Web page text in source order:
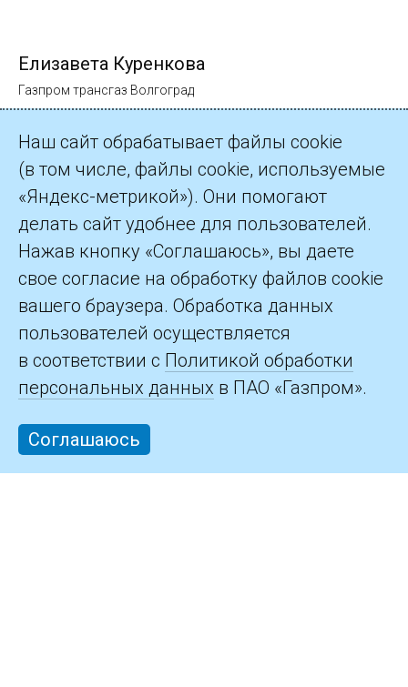
Елизавета Куренкова
Газпром трансгаз Волгоград
©2026 ПАО «Газпром»
Контакты
Наш сайт обрабатывает файлы cookie
(в том числе, файлы cookie, используемые
«Яндекс-метрикой»). Они помогают
делать сайт удобнее для пользователей.
Нажав кнопку «Соглашаюсь», вы даете
свое согласие на обработку файлов cookie
вашего браузера. Обработка данных
пользователей осуществляется
в соответствии с Политикой обработки
персональных данных в ПАО «Газпром».
Соглашаюсь